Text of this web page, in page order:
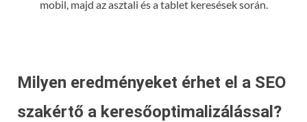
mobil, majd az asztali és a tablet keresések során.
Milyen eredményeket érhet el a SEO
szakértő a keresőoptimalizálással?